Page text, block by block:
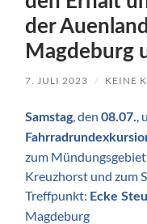
der
Magdeburg
7. JULI 2023 / KEINE
Samstag, den08.07. ,
zum Mündungsgebiet
Kreuzhorst und zum
Treffpunkt: Ecke
Magdeburg